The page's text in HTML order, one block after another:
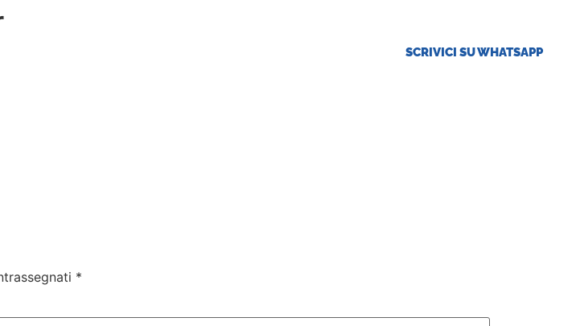
SCRIVICI SU WHATSAPP
*